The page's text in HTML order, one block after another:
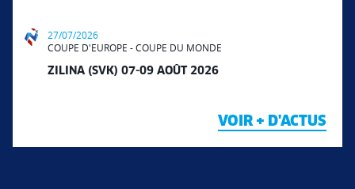
27/07/2026
COUPE D'EUROPE - COUPE DU MONDE
ZILINA (SVK) 07-09 AOÛT 2026
VOIR + D'ACTUS